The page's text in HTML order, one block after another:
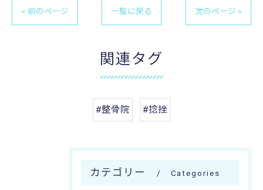
< 前のページ 一覧に戻る 次のページ >
関連タグ
#整骨院 #捻挫
カテゴリー Categories